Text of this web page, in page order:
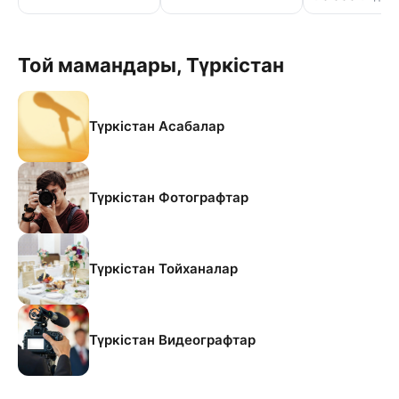
Той мамандары, Түркістан
Түркістан Асабалар
Түркістан Фотографтар
Түркістан Тойханалар
Түркістан Видеографтар